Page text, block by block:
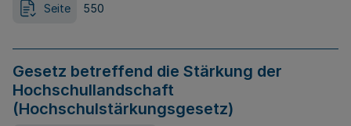
Seite 550
Gesetz betreffend die Stärkung der
Hochschullandschaft
(Hochschulstärkungsgesetz)